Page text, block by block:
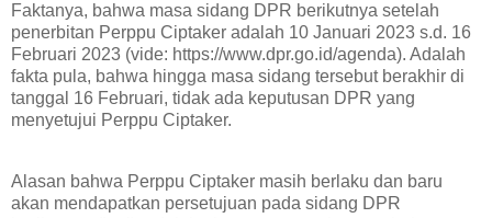
Faktanya, bahwa masa sidang DPR berikutnya setelah
penerbitan Perppu Ciptaker adalah 10 Januari 2023 s.d. 16
Februari 2023 (vide: https://www.dpr.go.id/agenda). Adalah
fakta pula, bahwa hingga masa sidang tersebut berakhir di
tanggal 16 Februari, tidak ada keputusan DPR yang
menyetujui Perppu Ciptaker.
Alasan bahwa Perppu Ciptaker masih berlaku dan baru
akan mendapatkan persetujuan pada sidang DPR